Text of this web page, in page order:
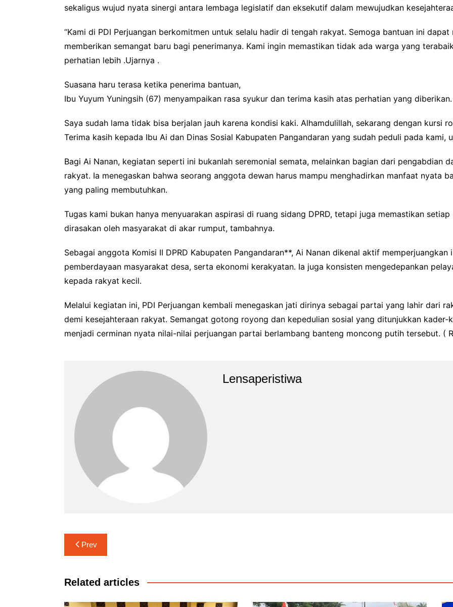
sekaligus wujud nyata sinergi antara lembaga legislatif dan eksekutif dalam mewujudkan
“Kami di PDI Perjuangan berkomitmen untuk selalu hadir di tengah rakyat. Semoga bantuan ini
memberikan semangat baru bagi penerimanya. Kami ingin memastikan tidak ada warga yang
perhatian lebih .Ujarnya .
Suasana haru terasa ketika penerima bantuan,
Ibu Yuyum Yuningsih (67) menyampaikan rasa syukur dan terima kasih atas perhatian yang diberikan.
Saya sudah lama tidak bisa berjalan jauh karena kondisi kaki. Alhamdulillah, sekarang dengan kursi
Terima kasih kepada Ibu Ai dan Dinas Sosial Kabupaten Pangandaran yang sudah peduli pada kami,
Bagi Ai Nanan, kegiatan seperti ini bukanlah seremonial semata, melainkan bagian dari pengabdian
rakyat. Ia menegaskan bahwa seorang anggota dewan harus mampu menghadirkan manfaat nyata
yang paling membutuhkan.
Tugas kami bukan hanya menyuarakan aspirasi di ruang sidang DPRD, tetapi juga memastikan
dirasakan oleh masyarakat di akar rumput, tambahnya.
Sebagai anggota Komisi II DPRD Kabupaten Pangandaran**, Ai Nanan dikenal aktif memperjuangkan
pemberdayaan masyarakat desa, serta ekonomi kerakyatan. Ia juga konsisten mengedepankan
kepada rakyat kecil.
Melalui kegiatan ini, PDI Perjuangan kembali menegaskan jati dirinya sebagai partai yang lahir dari
demi kesejahteraan rakyat. Semangat gotong royong dan kepedulian sosial yang ditunjukkan kader-
menjadi cerminan nyata nilai-nilai perjuangan partai berlambang banteng moncong putih tersebut. (
Lensaperistiwa
Navigasi
pos
Prev
Related articles